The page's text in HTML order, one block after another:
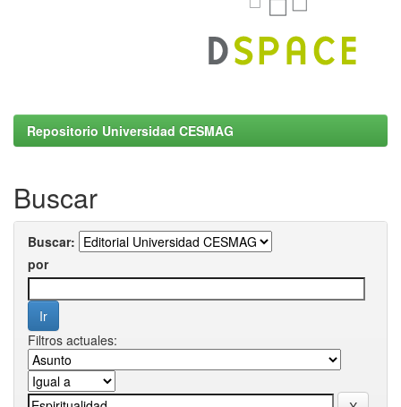
Repositorio Universidad CESMAG
Buscar
Buscar:
por
Filtros actuales: